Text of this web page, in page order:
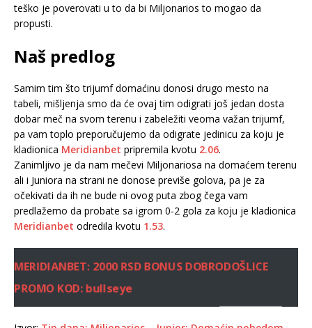
teško je poverovati u to da bi Miljonarios to mogao da
propusti.
Naš predlog
Samim tim što trijumf domaćinu donosi drugo mesto na
tabeli, mišljenja smo da će ovaj tim odigrati još jedan dosta
dobar meč na svom terenu i zabeležiti veoma važan trijumf,
pa vam toplo preporučujemo da odigrate jedinicu za koju je
kladionica Meridianbet pripremila kvotu 2.06.
Zanimljivo je da nam mečevi Miljonariosa na domaćem terenu
ali i Juniora na strani ne donose previše golova, pa je za
očekivati da ih ne bude ni ovog puta zbog čega vam
predlažemo da probate sa igrom 0-2 gola za koju je kladionica
Meridianbet odredila kvotu 1.53.
MERIDIANBET: 2000 RSD BONUS DOBRODOŠLICE
PROMO KOD: bullseye